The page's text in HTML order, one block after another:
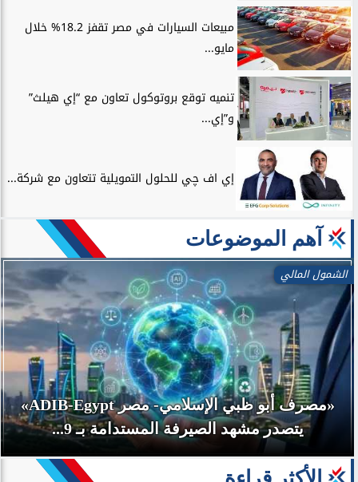
مبيعات السيارات في مصر تقفز 18.2% خلال
مايو...
تنميه توقع بروتوكول تعاون مع “إي هيلث”
و”إي...
إي اف چي للحلول التمويلية تتعاون مع شركة...
آهم الموضوعات
الشمول المالي
«مصرف أبو ظبي الإسلامي- مصر ADIB-Egypt»
يتصدر مشهد الصيرفة المستدامة بـ 9...